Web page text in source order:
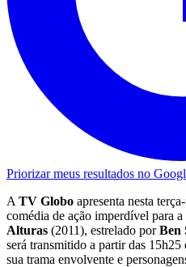
Priorizar meus resultados no
A TV Globo apresenta nesta
comédia de ação imperdível para a
Alturas (2011), estrelado porBen
será transmitido a partir das
sua trama envolvente e